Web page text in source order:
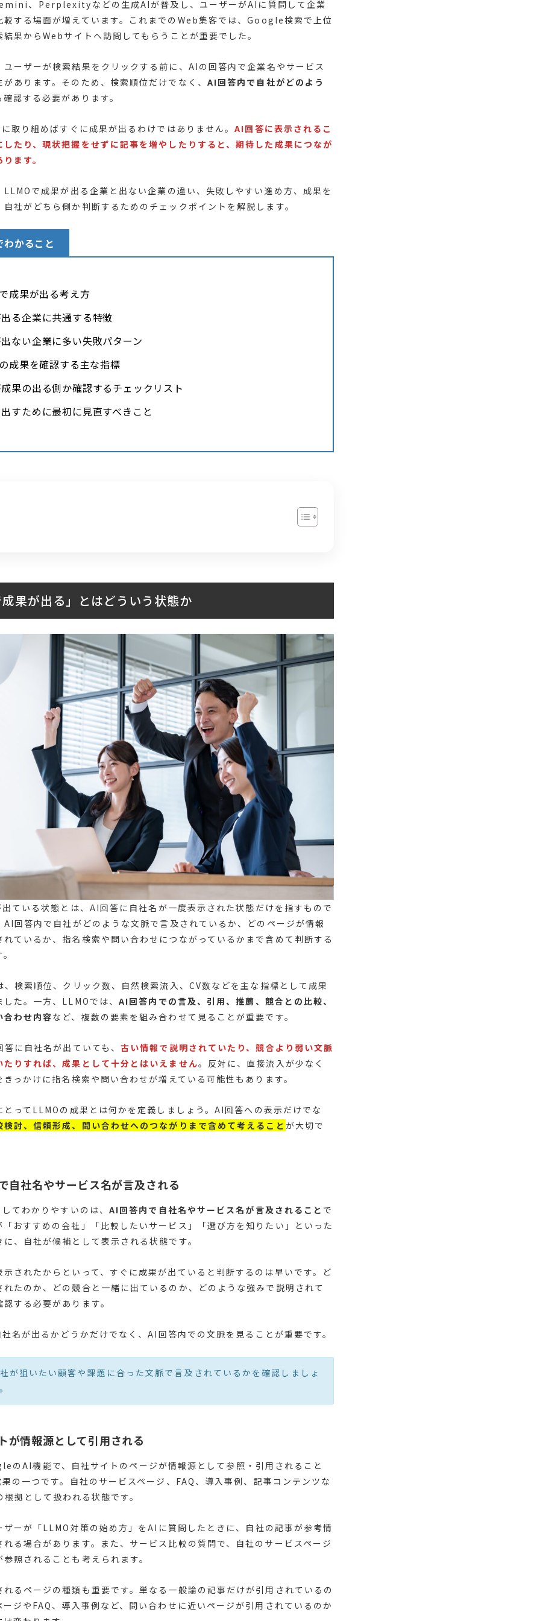
、Perplexityなどの生成AIが普及し、ユーザーがAIに質問して企業
較する場面が増えています。これまでのWeb集客では、Google検索で上位
果からWebサイトへ訪問してもらうことが重要でした。
ユーザーが検索結果をクリックする前に、AIの回答内で企業名やサービス
あります。そのため、検索順位だけでなく、 AI回答内で自社がどのよう
確認する必要があります。
取り組めばすぐに成果が出るわけではありません。AI回答に表示されるこ
したり、現状把握をせずに記事を増やしたりすると、期待した成果につなが
ます。
LLMOで成果が出る企業と出ない企業の違い、失敗しやすい進め方、成果を
社がどちら側か判断するためのチェックポイントを解説します。
かること
成果が出る考え方
る企業に共通する特徴
ない企業に多い失敗パターン
成果を確認する主な指標
果の出る側か確認するチェックリスト
すために最初に見直すべきこと
果が出る」とはどういう状態か
ている状態とは、AI回答に自社名が一度表示された状態だけを指すもので
AI回答内で自社がどのような文脈で言及されているか、どのページが情報
れているか、指名検索や問い合わせにつながっているかまで含めて判断する
、検索順位、クリック数、自然検索流入、CV数などを主な指標として成果
た。一方、LLMOでは、 AI回答内での言及、引用、推薦、競合との比較、
合わせ内容など、複数の要素を組み合わせて見ることが重要です。
答に自社名が出ていても、古い情報で説明されていたり、競合より弱い文脈
たりすれば、成果として十分とはいえません。反対に、直接流入が少なく
っかけに指名検索や問い合わせが増えている可能性もあります。
とってLLMOの成果とは何かを定義しましょう。AI回答への表示だけでな
検討、信頼形成、問い合わせへのつながりまで含めて考えること が大切で
自社名やサービス名が言及される
てわかりやすいのは、 AI回答内で自社名やサービス名が言及されること で
「おすすめの会社」「比較したいサービス」「選び方を知りたい」といった
、自社が候補として表示される状態です。
示されたからといって、すぐに成果が出ていると判断するのは早いです。ど
れたのか、どの競合と一緒に出ているのか、どのような強みで説明されて
する必要があります。
名が出るかどうかだけでなく、AI回答内での文脈を見ることが重要です。
が狙いたい顧客や課題に合った文脈で言及されているかを確認しましょ
が情報源として引用される
のAI機能で、自社サイトのページが情報源として参照・引用されること
の一つです。自社のサービスページ、FAQ、導入事例、記事コンテンツな
拠として扱われる状態です。
ザーが「LLMO対策の始め方」をAIに質問したときに、自社の記事が参考情
る場合があります。また、サービス比較の質問で、自社のサービスページ
照されることも考えられます。
れるページの種類も重要です。単なる一般論の記事だけが引用されているの
ジやFAQ、導入事例など、問い合わせに近いページが引用されているのか